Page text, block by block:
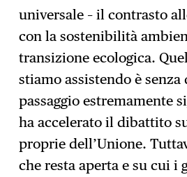
universale – il contrasto
con la sostenibilità
transizione ecologica.
stiamo assistendo è
passaggio estremamente
ha accelerato il dibattito
proprie dell’Unione.
che resta aperta e su cui i